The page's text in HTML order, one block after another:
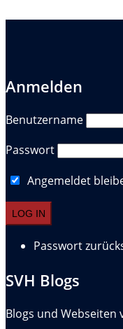
Anmelden
Benutzername
Passwort
Angemeldet
Passwort
SVH Blogs
Blogs und Webseiten